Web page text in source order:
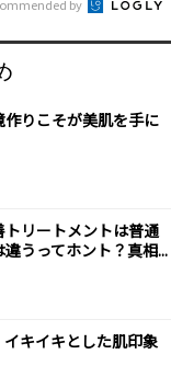
by
りこそが美肌を手に
リートメントは普通
うってホント？真相...
キイキとした肌印象